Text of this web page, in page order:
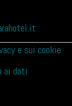
e sui cookie
ai dati